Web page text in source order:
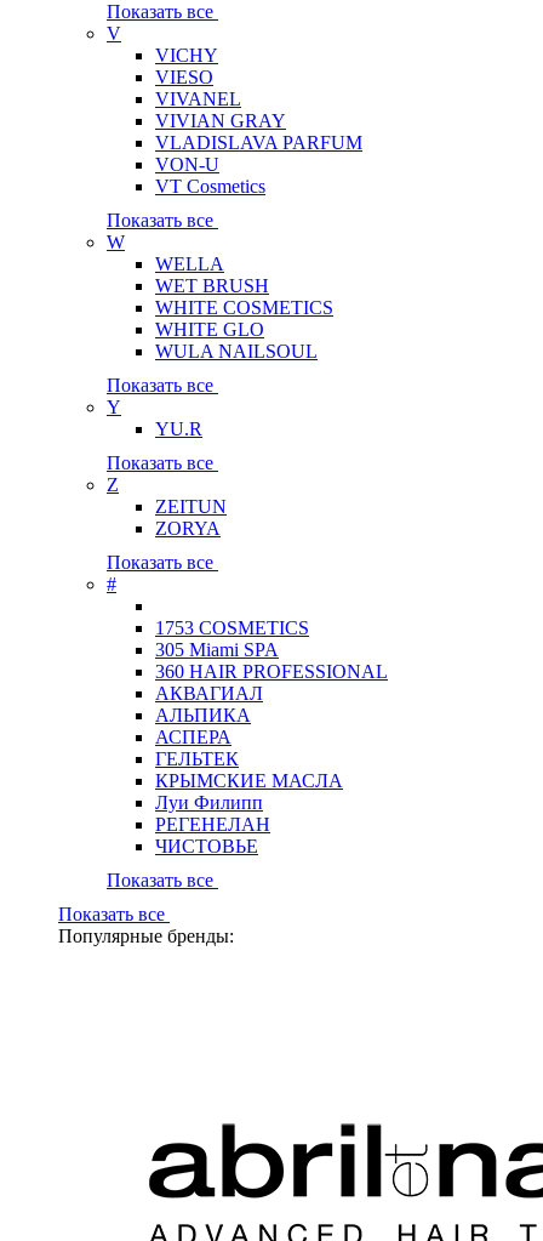
Показать все
V
VICHY
VIESO
VIVANEL
VIVIAN GRAY
VLADISLAVA PARFUM
VON-U
VT Cosmetics
Показать все
W
WELLA
WET BRUSH
WHITE COSMETICS
WHITE GLO
WULA NAILSOUL
Показать все
Y
YU.R
Показать все
Z
ZEITUN
ZORYA
Показать все
#
1753 COSMETICS
305 Miami SPA
360 HAIR PROFESSIONAL
АКВАГИАЛ
АЛЬПИКА
АСПЕРА
ГЕЛЬТЕК
КРЫМСКИЕ МАСЛА
Луи Филипп
РЕГЕНЕЛАН
ЧИСТОВЬЕ
Показать все
Показать все
Популярные бренды: